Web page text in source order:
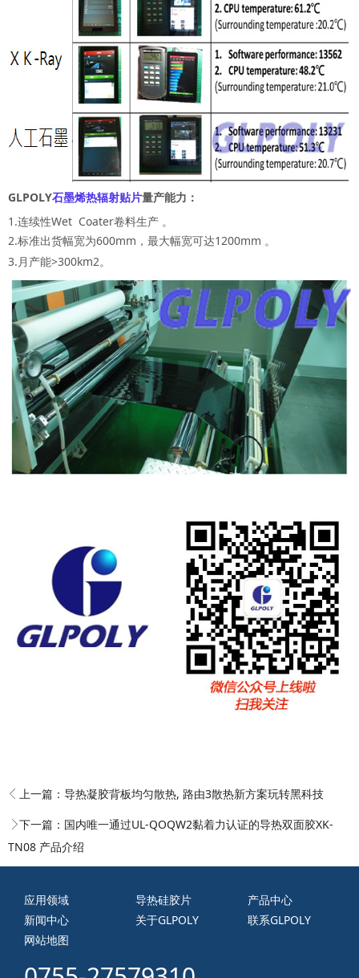
GLPOLY石墨烯热辐射贴片量产能力：
1.连续性Wet Coater卷料生产 。
2.标准出货幅宽为600mm，最大幅宽可达1200mm 。
3.月产能>300km2。
上一篇： 导热凝胶背板均匀散热, 路由3散热新方案玩转黑科技
下一篇： 国内唯一通过UL-QOQW2黏着力认证的导热双面胶XK-
TN08 产品介绍
应用领域 导热硅胶片
产品中心
新闻中心
关于GLPOLY
联系GLPOLY
网站地图